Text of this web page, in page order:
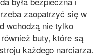
zaopatrzyć się w
wchodzą nie tylko
buty, które są
każdego narciarza.